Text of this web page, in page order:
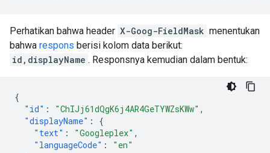
Perhatikan bahwa header X-Goog-FieldMask menentukan
bahwa respons berisi kolom data berikut:
id,displayName . Responsnya kemudian dalam bentuk:
{
"id" : "ChIJj61dQgK6j4AR4GeTYWZsKWw" ,
"displayName" :
{
"text" : "Googleplex" ,
"languageCode" :
"en"